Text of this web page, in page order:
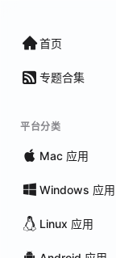
首页
专题合集
平台分类
Mac 应用
Windows 应用
Linux 应用